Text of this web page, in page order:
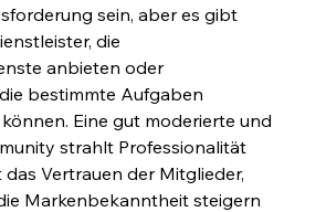
sein, aber es gibt
die
anbieten oder
bestimmte Aufgaben
Eine gut moderierte und
strahlt Professionalität
Vertrauen der Mitglieder,
Markenbekanntheit steigern